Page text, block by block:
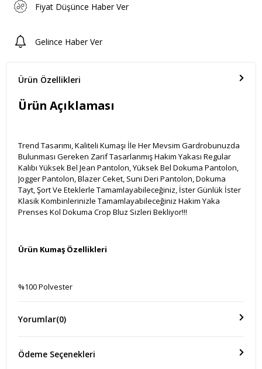
Fiyat Düşünce Haber Ver
Gelince Haber Ver
Ürün Özellikleri
Ürün Açıklaması
Trend Tasarımı, Kaliteli Kumaşı İle Her Mevsim Gardrobunuzda
Bulunması Gereken Zarif Tasarlanmış Hakim Yakası Regular
Kalıbı Yüksek Bel Jean Pantolon, Yüksek Bel Dokuma Pantolon,
Jogger Pantolon, Blazer Ceket, Suni Deri Pantolon, Dokuma
Tayt, Şort Ve Eteklerle Tamamlayabileceğiniz, İster Günlük İster
Klasik Kombinlerinizle Tamamlayabileceğiniz Hakim Yaka
Prenses Kol Dokuma Crop Bluz Sizleri Bekliyor!!!
Ürün Kumaş Özellikleri
%100 Polyester
Ölçü(Boy)
Ürün Boyu : 50cm Göğüs: 84cm Bel: 76cm Kol: 65cm Yaka Derinlik
Yorumlar(0)
Ödeme Seçenekleri